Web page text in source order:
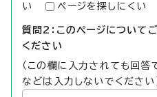
い
ページを探しにくい
質問2：このページについて
ください
（この欄に入力されても回答
などは入力しないでください